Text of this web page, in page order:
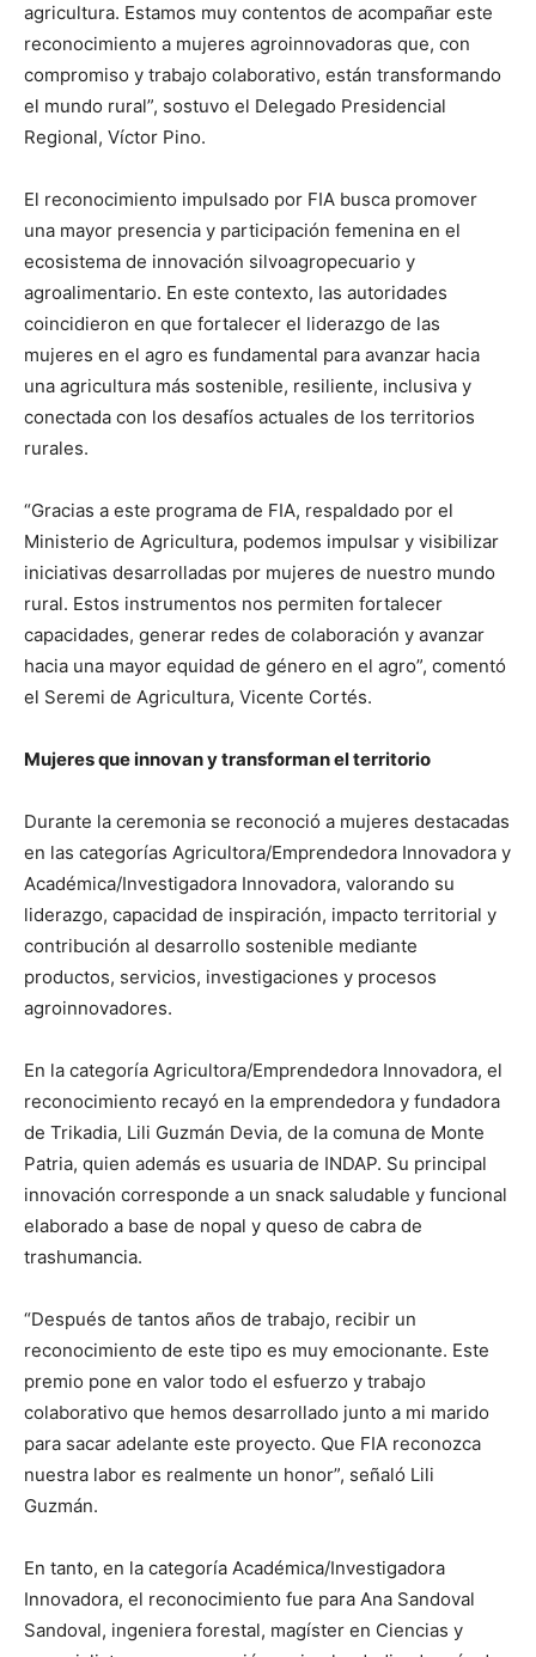
agricultura. Estamos muy contentos de acompañar este
reconocimiento a mujeres agroinnovadoras que, con
compromiso y trabajo colaborativo, están transformando
el mundo rural”, sostuvo el Delegado Presidencial
Regional, Víctor Pino.
El reconocimiento impulsado por FIA busca promover
una mayor presencia y participación femenina en el
ecosistema de innovación silvoagropecuario y
agroalimentario. En este contexto, las autoridades
coincidieron en que fortalecer el liderazgo de las
mujeres en el agro es fundamental para avanzar hacia
una agricultura más sostenible, resiliente, inclusiva y
conectada con los desafíos actuales de los territorios
rurales.
“Gracias a este programa de FIA, respaldado por el
Ministerio de Agricultura, podemos impulsar y visibilizar
iniciativas desarrolladas por mujeres de nuestro mundo
rural. Estos instrumentos nos permiten fortalecer
capacidades, generar redes de colaboración y avanzar
hacia una mayor equidad de género en el agro”, comentó
el Seremi de Agricultura, Vicente Cortés.
Mujeres que innovan y transforman el territorio
Durante la ceremonia se reconoció a mujeres destacadas
en las categorías Agricultora/Emprendedora Innovadora y
Académica/Investigadora Innovadora, valorando su
liderazgo, capacidad de inspiración, impacto territorial y
contribución al desarrollo sostenible mediante
productos, servicios, investigaciones y procesos
agroinnovadores.
En la categoría Agricultora/Emprendedora Innovadora, el
reconocimiento recayó en la emprendedora y fundadora
de Trikadia, Lili Guzmán Devia, de la comuna de Monte
Patria, quien además es usuaria de INDAP. Su principal
innovación corresponde a un snack saludable y funcional
elaborado a base de nopal y queso de cabra de
trashumancia.
“Después de tantos años de trabajo, recibir un
reconocimiento de este tipo es muy emocionante. Este
premio pone en valor todo el esfuerzo y trabajo
colaborativo que hemos desarrollado junto a mi marido
para sacar adelante este proyecto. Que FIA reconozca
nuestra labor es realmente un honor”, señaló Lili
Guzmán.
En tanto, en la categoría Académica/Investigadora
Innovadora, el reconocimiento fue para Ana Sandoval
Sandoval, ingeniera forestal, magíster en Ciencias y